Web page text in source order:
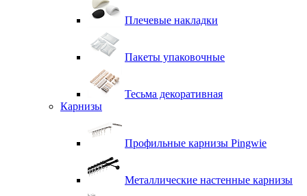
Плечевые накладки
Пакеты упаковочные
Тесьма декоративная
Карнизы
Профильные карнизы Pingwie
Металлические настенные карнизы